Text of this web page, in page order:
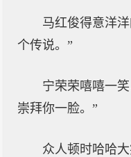
马红俊得意洋
个传说。”
宁荣荣嘻嘻一
崇拜你一脸。”
众人顿时哈哈大